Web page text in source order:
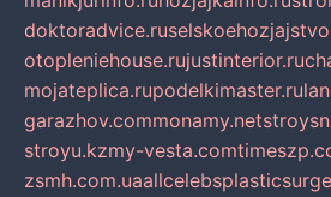
doktoradvice.ru
otopleniehouse.rujustinterior.ru
mojateplica.rupodelkimaster.ru
garazhov.commonamy.net
stroyu.kzmy-vesta.com
zsmh.com.ua